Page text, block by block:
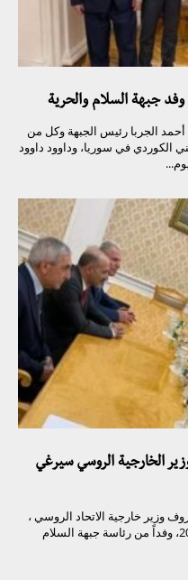
جبهة السلام والحرية
الجربا رئيس الجبهة وكل من
الكوردي في سوريا، وداوود داوود
الخارجية الروسي سيرغي
وزير خارجية الاتحاد الروسي ،
اليوم الجمعة 5 تشرين الثاني / نوفمبر 2021، وفداً من رئاسة جبهة السلام